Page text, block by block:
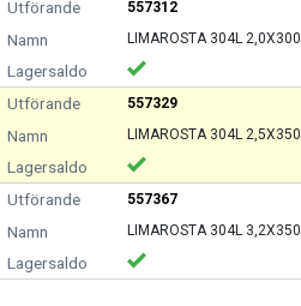
557312
LIMAROSTA 304L 2,0X300
557329
LIMAROSTA 304L 2,5X350
557367
LIMAROSTA 304L 3,2X350